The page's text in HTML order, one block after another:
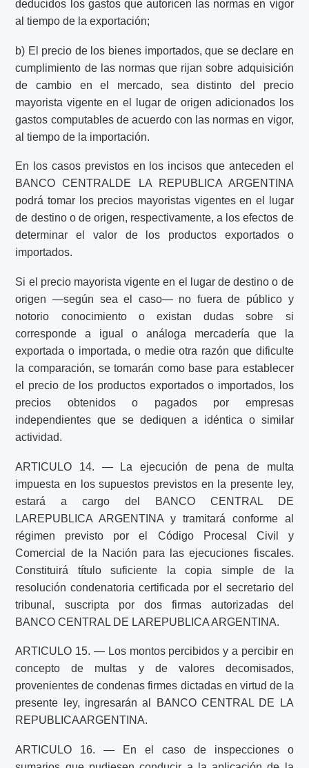
deducidos los gastos que autoricen las normas en vigor
al tiempo de la exportación;
b) El precio de los bienes importados, que se declare en
cumplimiento de las normas que rijan sobre adquisición
de cambio en el mercado, sea distinto del precio
mayorista vigente en el lugar de origen adicionados los
gastos computables de acuerdo con las normas en vigor,
al tiempo de la importación.
En los casos previstos en los incisos que anteceden el
BANCO CENTRALDE LA REPUBLICA ARGENTINA
podrá tomar los precios mayoristas vigentes en el lugar
de destino o de origen, respectivamente, a los efectos de
determinar el valor de los productos exportados o
importados.
Si el precio mayorista vigente en el lugar de destino o de
origen —según sea el caso— no fuera de público y
notorio conocimiento o existan dudas sobre si
corresponde a igual o análoga mercadería que la
exportada o importada, o medie otra razón que dificulte
la comparación, se tomarán como base para establecer
el precio de los productos exportados o importados, los
precios obtenidos o pagados por empresas
independientes que se dediquen a idéntica o similar
actividad.
ARTICULO 14. — La ejecución de pena de multa
impuesta en los supuestos previstos en la presente ley,
estará a cargo del BANCO CENTRAL DE
LAREPUBLICA ARGENTINA y tramitará conforme al
régimen previsto por el Código Procesal Civil y
Comercial de la Nación para las ejecuciones fiscales.
Constituirá título suficiente la copia simple de la
resolución condenatoria certificada por el secretario del
tribunal, suscripta por dos firmas autorizadas del
BANCO CENTRAL DE LAREPUBLICA ARGENTINA.
ARTICULO 15. — Los montos percibidos y a percibir en
concepto de multas y de valores decomisados,
provenientes de condenas firmes dictadas en virtud de la
presente ley, ingresarán al BANCO CENTRAL DE LA
REPUBLICAARGENTINA.
ARTICULO 16. — En el caso de inspecciones o